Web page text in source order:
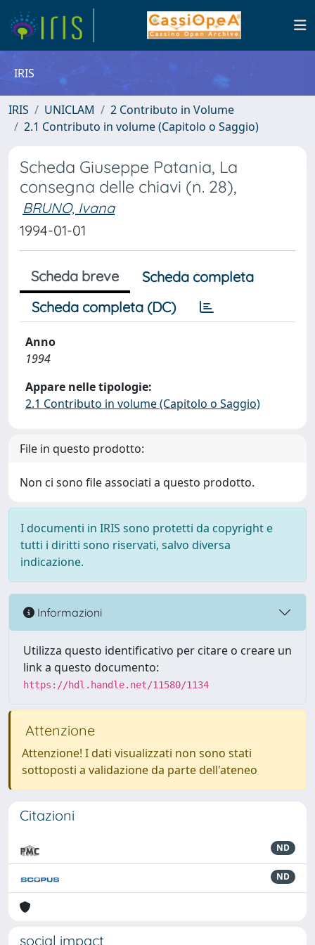
IRIS
IRIS UNICLAM
2 Contributo in Volume
2.1 Contributo in volume (Capitolo o Saggio)
Scheda Giuseppe Patania, La
consegna delle chiavi (n. 28),
BRUNO, Ivana
1994-01-01
Scheda breve
Scheda completa
Scheda completa (DC)
Anno
1994
Appare nelle tipologie:
2.1 Contributo in volume (Capitolo o Saggio)
File in questo prodotto:
Non ci sono file associati a questo prodotto.
I documenti in IRIS sono protetti da copyright e
tutti i diritti sono riservati, salvo diversa
indicazione.
Informazioni
Utilizza questo identificativo per citare o creare un
link a questo documento:
https://hdl.handle.net/11580/1134
Attenzione
Attenzione! I dati visualizzati non sono stati
sottoposti a validazione da parte dell'ateneo
Citazioni
ND
ND
social impact